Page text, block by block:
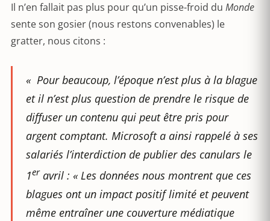
Il n’en fallait pas plus pour qu’un pisse-froid du Monde
sente son gosier (nous restons convenables) le
gratter, nous citons :
« Pour beaucoup, l’époque n’est plus à la blague
et il n’est plus question de prendre le risque de
diffuser un contenu qui peut être pris pour
argent comptant. Microsoft a ainsi rappelé à ses
salariés l’interdiction de publier des canulars le
1eravril : « Les données nous montrent que ces
blagues ont un impact positif limité et peuvent
même entraîner une couverture médiatique